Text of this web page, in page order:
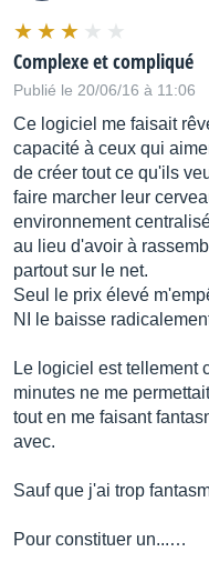
Complexe et compliqué
Publié le 20/06/16 à 11:06
Ce logiciel me faisait
capacité à ceux qui
de créer tout ce qu'ils
faire marcher leur
environnement
au lieu d'avoir à
partout sur le net.
Seul le prix élevé
NI le baisse
Le logiciel est tellement
minutes ne me
tout en me faisant
avec.
Sauf que j'ai trop
Pour constituer un...…